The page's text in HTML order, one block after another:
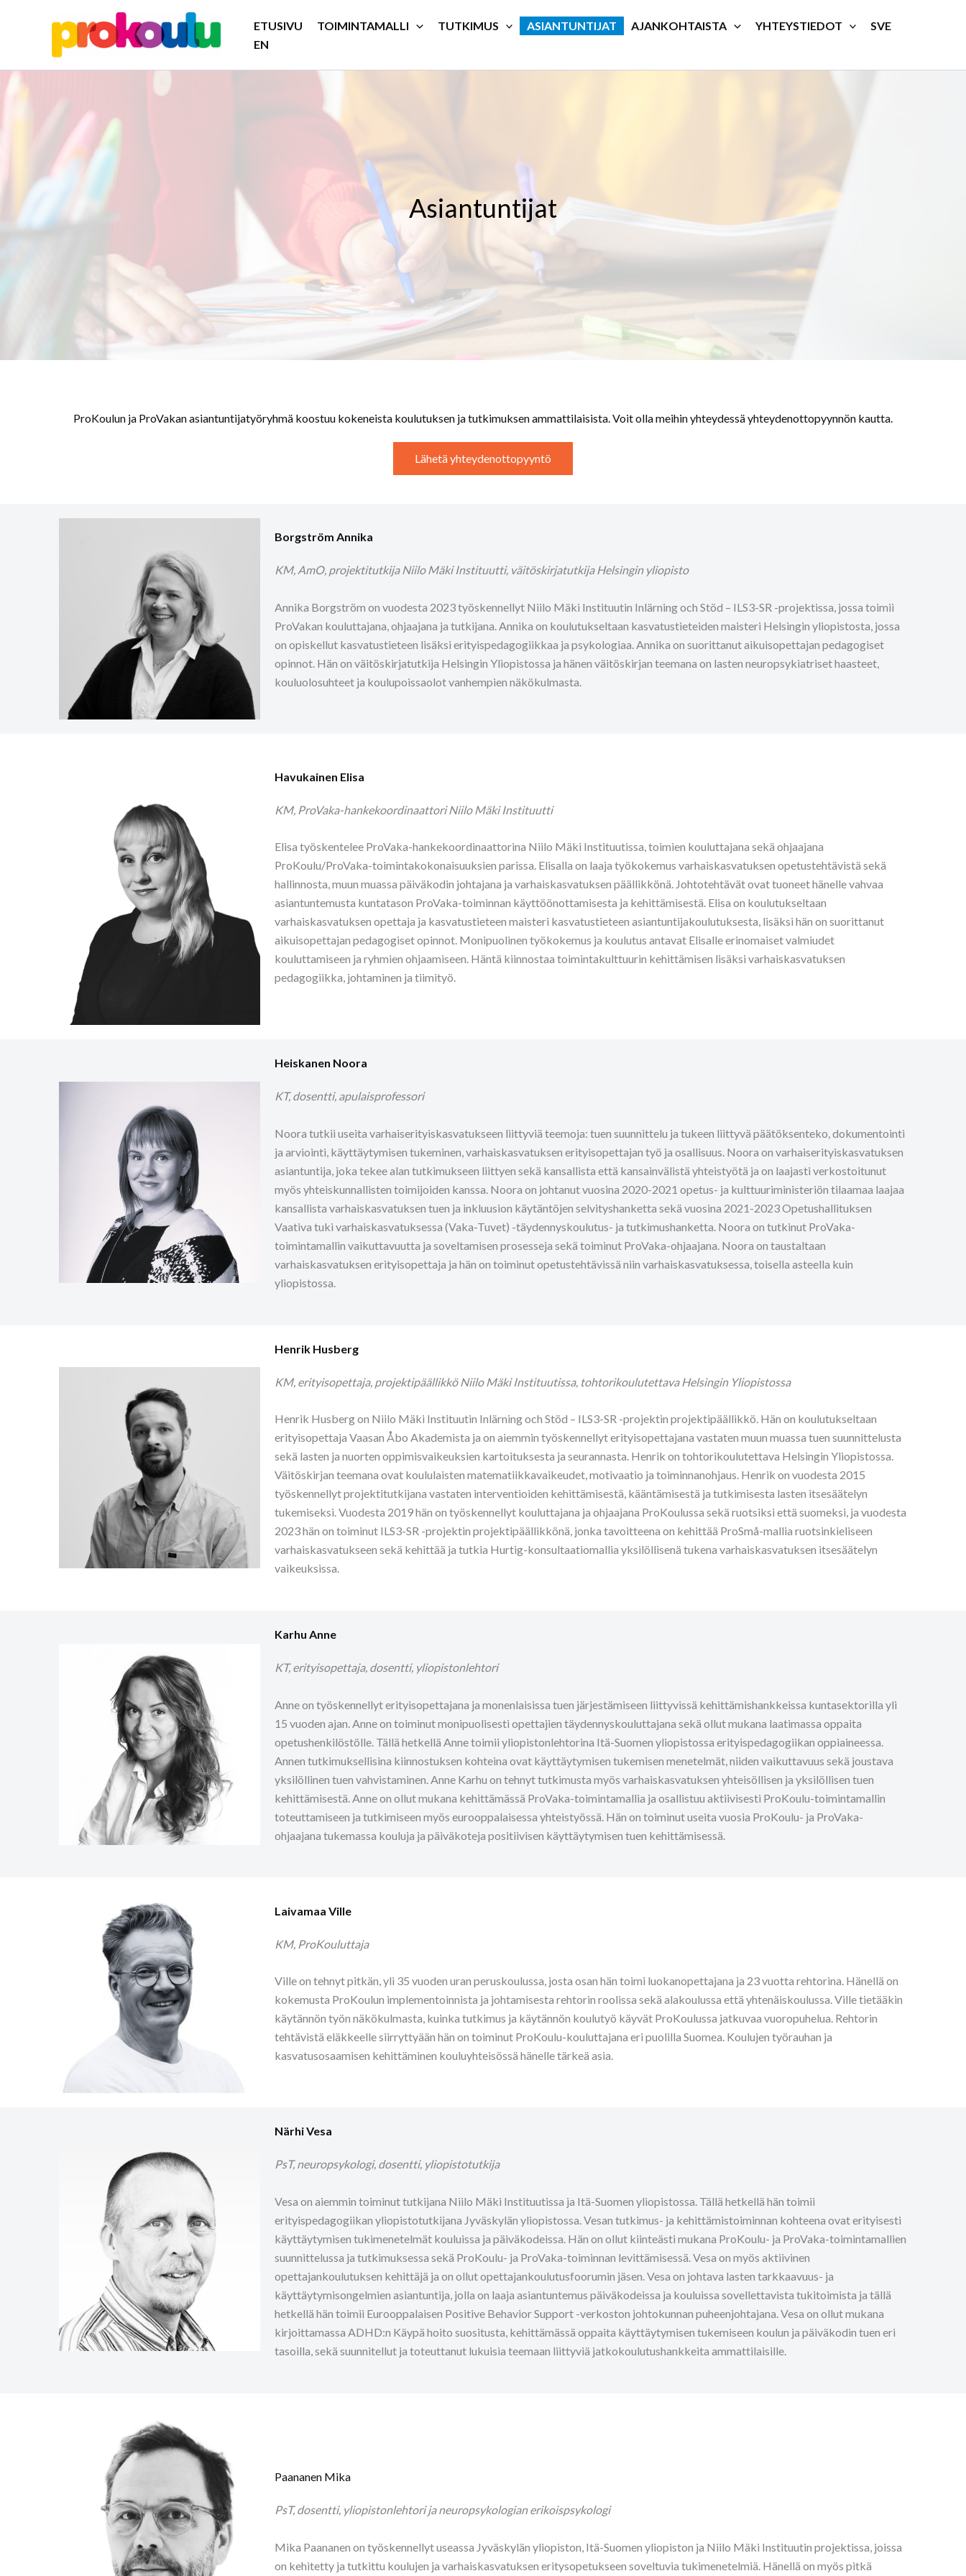
ETUSIVU TOIMINTAMALLI TUTKIMUS ASIANTUNTIJAT AJANKOHTAISTA YHTEYSTIEDOT
SVE
EN
Asiantuntijat
ProKoulun ja ProVakan asiantuntijatyöryhmä koostuu kokeneista koulutuksen ja tutkimuksen ammattilaisista. Voit olla meihin yhteydessä yhteydenottopyynnön kautta.
Lähetä yhteydenottopyyntö
Borgström Annika
KM, AmO, projektitutkija Niilo Mäki Instituutti, väitöskirjatutkija Helsingin yliopisto
Annika Borgström on vuodesta 2023 työskennellyt Niilo Mäki Instituutin Inlärning och Stöd – ILS3-SR -projektissa, jossa toimii
ProVakan kouluttajana, ohjaajana ja tutkijana. Annika on koulutukseltaan kasvatustieteiden maisteri Helsingin yliopistosta, jossa
on opiskellut kasvatustieteen lisäksi erityispedagogiikkaa ja psykologiaa. Annika on suorittanut aikuisopettajan pedagogiset
opinnot. Hän on väitöskirjatutkija Helsingin Yliopistossa ja hänen väitöskirjan teemana on lasten neuropsykiatriset haasteet,
kouluolosuhteet ja koulupoissaolot vanhempien näkökulmasta.
Havukainen Elisa
KM, ProVaka-hankekoordinaattori Niilo Mäki Instituutti
Elisa työskentelee ProVaka-hankekoordinaattorina Niilo Mäki Instituutissa, toimien kouluttajana sekä ohjaajana
ProKoulu/ProVaka-toimintakokonaisuuksien parissa. Elisalla on laaja työkokemus varhaiskasvatuksen opetustehtävistä sekä
hallinnosta, muun muassa päiväkodin johtajana ja varhaiskasvatuksen päällikkönä. Johtotehtävät ovat tuoneet hänelle vahvaa
asiantuntemusta kuntatason ProVaka-toiminnan käyttöönottamisesta ja kehittämisestä. Elisa on koulutukseltaan
varhaiskasvatuksen opettaja ja kasvatustieteen maisteri kasvatustieteen asiantuntijakoulutuksesta, lisäksi hän on suorittanut
aikuisopettajan pedagogiset opinnot. Monipuolinen työkokemus ja koulutus antavat Elisalle erinomaiset valmiudet
kouluttamiseen ja ryhmien ohjaamiseen. Häntä kiinnostaa toimintakulttuurin kehittämisen lisäksi varhaiskasvatuksen
pedagogiikka, johtaminen ja tiimityö.
Heiskanen Noora
KT, dosentti, apulaisprofessori
Noora tutkii useita varhaiserityiskasvatukseen liittyviä teemoja: tuen suunnittelu ja tukeen liittyvä päätöksenteko, dokumentointi
ja arviointi, käyttäytymisen tukeminen, varhaiskasvatuksen erityisopettajan työ ja osallisuus. Noora on varhaiserityiskasvatuksen
asiantuntija, joka tekee alan tutkimukseen liittyen sekä kansallista että kansainvälistä yhteistyötä ja on laajasti verkostoitunut
myös yhteiskunnallisten toimijoiden kanssa. Noora on johtanut vuosina 2020-2021 opetus- ja kulttuuriministeriön tilaamaa laajaa
kansallista varhaiskasvatuksen tuen ja inkluusion käytäntöjen selvityshanketta sekä vuosina 2021-2023 Opetushallituksen
Vaativa tuki varhaiskasvatuksessa (Vaka-Tuvet) -täydennyskoulutus- ja tutkimushanketta. Noora on tutkinut ProVaka-
toimintamallin vaikuttavuutta ja soveltamisen prosesseja sekä toiminut ProVaka-ohjaajana. Noora on taustaltaan
varhaiskasvatuksen erityisopettaja ja hän on toiminut opetustehtävissä niin varhaiskasvatuksessa, toisella asteella kuin
yliopistossa.
Henrik Husberg
KM, erityisopettaja, projektipäällikkö Niilo Mäki Instituutissa, tohtorikoulutettava Helsingin Yliopistossa
Henrik Husberg on Niilo Mäki Instituutin Inlärning och Stöd – ILS3-SR -projektin projektipäällikkö. Hän on koulutukseltaan
erityisopettaja Vaasan Åbo Akademista ja on aiemmin työskennellyt erityisopettajana vastaten muun muassa tuen suunnittelusta
sekä lasten ja nuorten oppimisvaikeuksien kartoituksesta ja seurannasta. Henrik on tohtorikoulutettava Helsingin Yliopistossa.
Väitöskirjan teemana ovat koululaisten matematiikkavaikeudet, motivaatio ja toiminnanohjaus. Henrik on vuodesta 2015
työskennellyt projektitutkijana vastaten interventioiden kehittämisestä, kääntämisestä ja tutkimisesta lasten itsesäätelyn
tukemiseksi. Vuodesta 2019 hän on työskennellyt kouluttajana ja ohjaajana ProKoulussa sekä ruotsiksi että suomeksi, ja vuodesta
2023 hän on toiminut ILS3-SR -projektin projektipäällikkönä, jonka tavoitteena on kehittää ProSmå-mallia ruotsinkieliseen
varhaiskasvatukseen sekä kehittää ja tutkia Hurtig-konsultaatiomallia yksilöllisenä tukena varhaiskasvatuksen itsesäätelyn
vaikeuksissa.
Karhu Anne
KT, erityisopettaja, dosentti, yliopistonlehtori
Anne on työskennellyt erityisopettajana ja monenlaisissa tuen järjestämiseen liittyvissä kehittämishankkeissa kuntasektorilla yli
15 vuoden ajan. Anne on toiminut monipuolisesti opettajien täydennyskouluttajana sekä ollut mukana laatimassa oppaita
opetushenkilöstölle. Tällä hetkellä Anne toimii yliopistonlehtorina Itä-Suomen yliopistossa erityispedagogiikan oppiaineessa.
Annen tutkimuksellisina kiinnostuksen kohteina ovat käyttäytymisen tukemisen menetelmät, niiden vaikuttavuus sekä joustava
yksilöllinen tuen vahvistaminen. Anne Karhu on tehnyt tutkimusta myös varhaiskasvatuksen yhteisöllisen ja yksilöllisen tuen
kehittämisestä. Anne on ollut mukana kehittämässä ProVaka-toimintamallia ja osallistuu aktiivisesti ProKoulu-toimintamallin
toteuttamiseen ja tutkimiseen myös eurooppalaisessa yhteistyössä. Hän on toiminut useita vuosia ProKoulu- ja ProVaka-
ohjaajana tukemassa kouluja ja päiväkoteja positiivisen käyttäytymisen tuen kehittämisessä.
Laivamaa Ville
KM, ProKouluttaja
Ville on tehnyt pitkän, yli 35 vuoden uran peruskoulussa, josta osan hän toimi luokanopettajana ja 23 vuotta rehtorina. Hänellä on
kokemusta ProKoulun implementoinnista ja johtamisesta rehtorin roolissa sekä alakoulussa että yhtenäiskoulussa. Ville tietääkin
käytännön työn näkökulmasta, kuinka tutkimus ja käytännön koulutyö käyvät ProKoulussa jatkuvaa vuoropuhelua. Rehtorin
tehtävistä eläkkeelle siirryttyään hän on toiminut ProKoulu-kouluttajana eri puolilla Suomea. Koulujen työrauhan ja
kasvatusosaamisen kehittäminen kouluyhteisössä hänelle tärkeä asia.
Närhi Vesa
PsT, neuropsykologi, dosentti, yliopistotutkija
Vesa on aiemmin toiminut tutkijana Niilo Mäki Instituutissa ja Itä-Suomen yliopistossa. Tällä hetkellä hän toimii
erityispedagogiikan yliopistotutkijana Jyväskylän yliopistossa. Vesan tutkimus- ja kehittämistoiminnan kohteena ovat erityisesti
käyttäytymisen tukimenetelmät kouluissa ja päiväkodeissa. Hän on ollut kiinteästi mukana ProKoulu- ja ProVaka-toimintamallien
suunnittelussa ja tutkimuksessa sekä ProKoulu- ja ProVaka-toiminnan levittämisessä. Vesa on myös aktiivinen
opettajankoulutuksen kehittäjä ja on ollut opettajankoulutusfoorumin jäsen. Vesa on johtava lasten tarkkaavuus- ja
käyttäytymisongelmien asiantuntija, jolla on laaja asiantuntemus päiväkodeissa ja kouluissa sovellettavista tukitoimista ja tällä
hetkellä hän toimii Eurooppalaisen Positive Behavior Support -verkoston johtokunnan puheenjohtajana. Vesa on ollut mukana
kirjoittamassa ADHD:n Käypä hoito suositusta, kehittämässä oppaita käyttäytymisen tukemiseen koulun ja päiväkodin tuen eri
tasoilla, sekä suunnitellut ja toteuttanut lukuisia teemaan liittyviä jatkokoulutushankkeita ammattilaisille.
Paananen Mika
PsT, dosentti, yliopistonlehtori ja neuropsykologian erikoispsykologi
Mika Paananen on työskennellyt useassa Jyväskylän yliopiston, Itä-Suomen yliopiston ja Niilo Mäki Instituutin projektissa, joissa
on kehitetty ja tutkittu koulujen ja varhaiskasvatuksen eritysopetukseen soveltuvia tukimenetelmiä. Hänellä on myös pitkä